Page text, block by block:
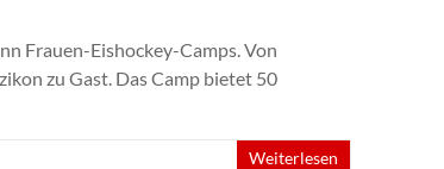
Frauen-Eishockey-Camps. Von
zu Gast. Das Camp bietet 50
Weiterlesen